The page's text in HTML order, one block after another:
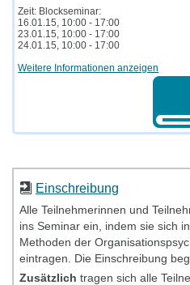
Zeit: Blockseminar:
16.01.15, 10:00 - 17:00
23.01.15, 10:00 - 17:00
24.01.15, 10:00 - 17:00
Weitere Informationen anzeigen
Einschreibung
Alle Teilnehmerinnen und
ins Seminar ein, indem sie sich
Methoden der
eintragen. Die Einschreibung
Zusätzlich tragen sich alle